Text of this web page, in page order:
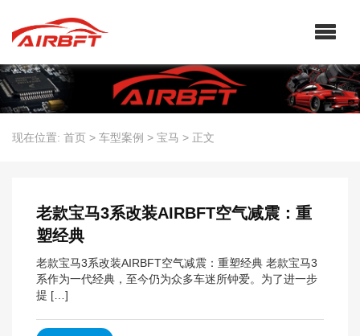
现在位置: 首页 > 车型案例 > 宝马 > 正文
老款宝马3系改装AIRBFT空气减震：重
塑经典
老款宝马3系改装AIRBFT空气减震：重塑经典 老款宝马3
系作为一代经典，至今仍为众多车迷所钟爱。为了进一步
提 […]